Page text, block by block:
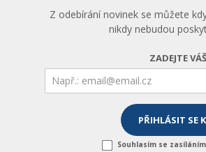
Z odebírání novinek se můžete
nikdy nebudou
ZADEJTE
Souhlasím se zasíláním